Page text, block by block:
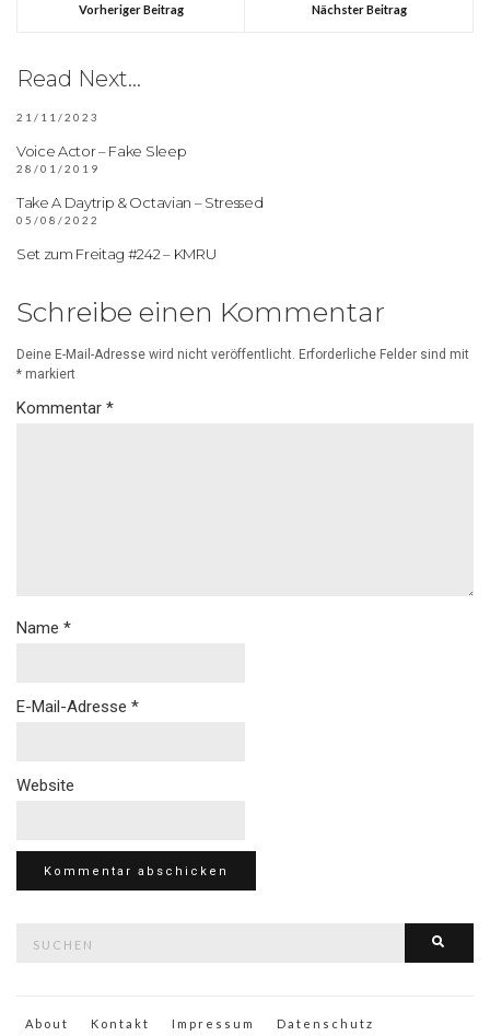
Vorheriger Beitrag Nächster Beitrag
Read Next...
21/11/2023
Voice Actor – Fake Sleep
28/01/2019
Take A Daytrip & Octavian – Stressed
05/08/2022
Set zum Freitag #242 – KMRU
Schreibe einen Kommentar
Deine E-Mail-Adresse wird nicht veröffentlicht. Erforderliche Felder sind mit
* markiert
Kommentar *
Name *
E-Mail-Adresse *
Website
nach:
About Kontakt Impressum Datenschutz